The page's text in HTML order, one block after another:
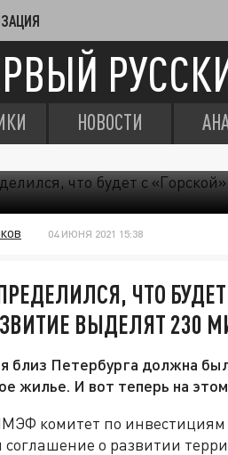
НОВОСТИ
04 ИЮНЯ 2021 15:38
ЧТО
ВЫДЕЛЯТ 230
близ Петербурга должна
жилье. И вот теперь на
комитет по
о развитии